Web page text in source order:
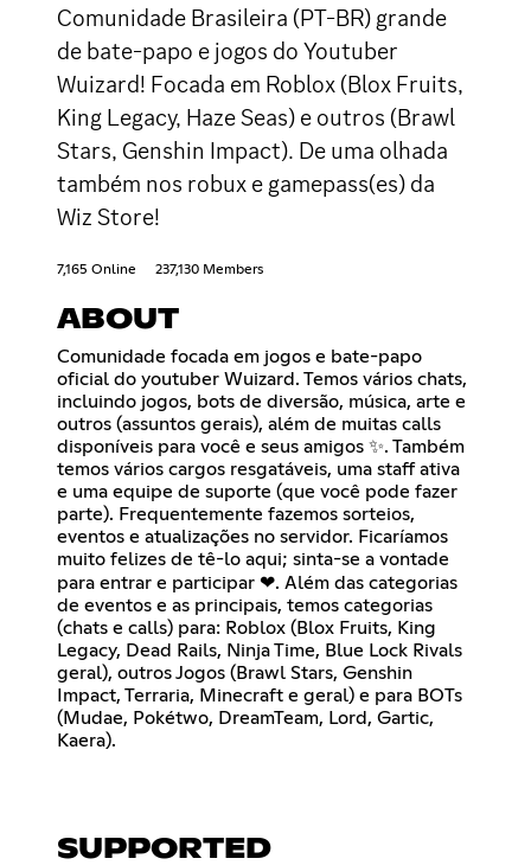
Comunidade Brasileira (PT-BR) grande
de bate-papo e jogos do Youtuber
Wuizard! Focada em Roblox (Blox Fruits,
King Legacy, Haze Seas) e outros (Brawl
Stars, Genshin Impact). De uma olhada
também nos robux e gamepass(es) da
Wiz Store!
7,165 Online 237,130 Members
ABOUT
Comunidade focada em jogos e bate-papo
oficial do youtuber Wuizard. Temos vários chats,
incluindo jogos, bots de diversão, música, arte e
outros (assuntos gerais), além de muitas calls
disponíveis para você e seus amigos ✨. Também
temos vários cargos resgatáveis, uma staff ativa
e uma equipe de suporte (que você pode fazer
parte). Frequentemente fazemos sorteios,
eventos e atualizações no servidor. Ficaríamos
muito felizes de tê-lo aqui; sinta-se a vontade
para entrar e participar ❤. Além das categorias
de eventos e as principais, temos categorias
(chats e calls) para: Roblox (Blox Fruits, King
Legacy, Dead Rails, Ninja Time, Blue Lock Rivals
geral), outros Jogos (Brawl Stars, Genshin
Impact, Terraria, Minecraft e geral) e para BOTs
(Mudae, Pokétwo, DreamTeam, Lord, Gartic,
Kaera).
SUPPORTED